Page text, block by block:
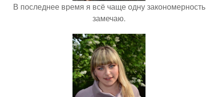
В последнее время я всё чаще одну закономерность
замечаю.